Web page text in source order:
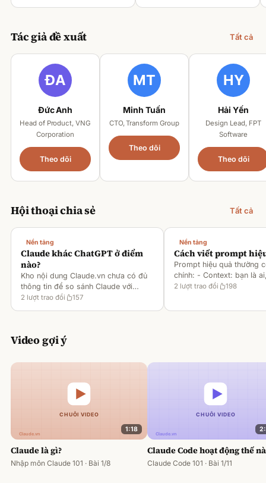
Tác giả đề xuất Tất cả
Đức Anh
Head of Product, VNG
Corporation
Theo dõi
Minh Tuấn
CTO, Transform Group
Theo dõi
Hải Yến
Design Lead, FPT
Software
Theo dõi
Hội thoại chia sẻ Tất cả
Nền tảng
Claude khác ChatGPT ở điểm
nào?
Kho nội dung Claude.vn chưa có đủ
thông tin để so sánh Claude với
ChatGPT. Hiện chỉ có tài liệu về
2 lượt trao đổi 157
Nền tảng
Cách viết prompt
Prompt hiệu quả thường
chính: - Context: bạn là
gì [1][2][6] - Task: muốn
2 lượt trao đổi 198
Video gợi ý
1:18
Claude là gì?
Nhập môn Claude 101 · Bài 1/8
Claude Code hoạt động thế
Claude Code 101 · Bài 1/11